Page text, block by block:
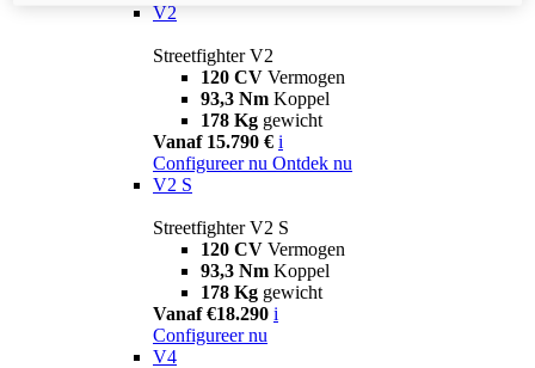
V2
Streetfighter V2
120 CV Vermogen
93,3 Nm Koppel
178 Kg gewicht
Vanaf 15.790 € i
Configureer nu Ontdek nu
V2 S
Streetfighter V2 S
120 CV Vermogen
93,3 Nm Koppel
178 Kg gewicht
Vanaf €18.290 i
Configureer nu
V4